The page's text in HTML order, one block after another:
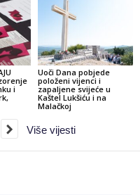
i
Uoči Dana pobjede
položeni vijenci i
zapaljene svijeće u
Kaštel Lukšiću i na
Malačkoj
Više vijesti